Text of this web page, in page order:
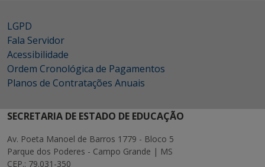
LGPD
Fala Servidor
Acessibilidade
Ordem Cronológica de Pagamentos
Planos de Contratações Anuais
SECRETARIA DE ESTADO DE EDUCAÇÃO
Av. Poeta Manoel de Barros 1779 - Bloco 5
Parque dos Poderes - Campo Grande | MS
CEP.: 79.031-350